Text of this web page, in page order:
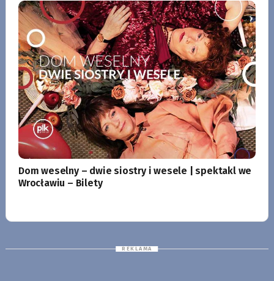
Dom weselny – dwie siostry i wesele | spektakl we
Wrocławiu – Bilety